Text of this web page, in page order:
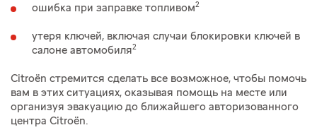
ошибка при заправке топливом2
утеря ключей, включая случаи блокировки ключей в
салоне автомобиля2
Citroёn стремится сделать все возможное, чтобы помочь
вам в этих ситуациях, оказывая помощь на месте или
организуя эвакуацию до ближайшего авторизованного
центра Citroёn.